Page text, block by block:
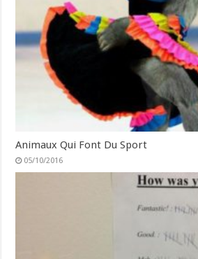
Animaux Qui Font Du Sport
05/10/2016